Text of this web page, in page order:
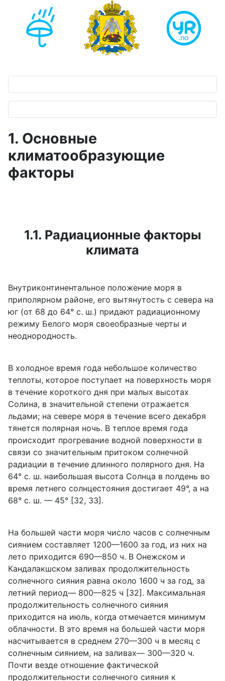
1. Основные
климатообразующие
факторы
1.1. Радиационные факторы
климата
Внутриконтинентальное положение моря в
приполярном районе, его вытянутость с севера на
юг (от 68 до 64° с. ш.) придают радиационному
режиму Белого моря своеобразные черты и
неоднородность.
В холодное время года небольшое количество
теплоты, которое поступает на поверхность моря
в течение короткого дня при малых высотах
Солина, в значительной степени отражается
льдами; на севере моря в течение всего декабря
тянется полярная ночь. В теплое время года
происходит прогревание водной поверхности в
связи со значительным притоком солнечной
радиации в течение длинного полярного дня. На
64° с. ш. наибольшая высота Солнца в полдень во
время летнего солнцестояния достигает 49°, а на
68° с. ш. — 45° [32, 33].
На большей части моря число часов с солнечным
сиянием составляет 1200—1600 за год, из них на
лето приходится 690—850 ч. В Онежском и
Кандалакшском заливах продолжительность
солнечного сияния равна около 1600 ч за год, за
летний период— 800—825 ч [32]. Максимальная
продолжительность солнечного сияния
приходится на июль, когда отмечается минимум
облачности. В это время на большей части моря
насчитывается в среднем 270—300 ч в месяц с
солнечным сиянием, на заливах— 300—320 ч.
Почти везде отношение фактической
продолжительности солнечного сияния к